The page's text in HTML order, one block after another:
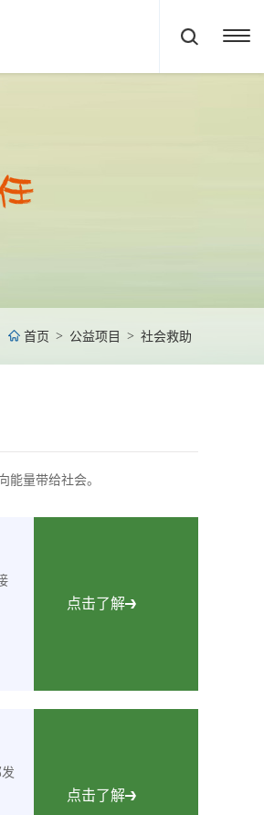
首页 > 公益项目 > 社会救助
量带给社会。
点击了解
点击了解